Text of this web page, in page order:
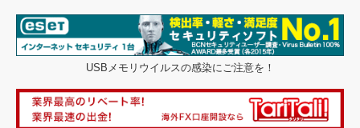
USBメモリウイルスの感染にご注意を！